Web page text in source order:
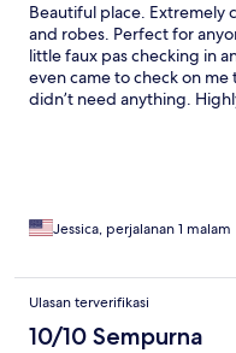
Beautiful place. Extremely
and robes. Perfect for
little faux pas checking in
even came to check on me
didn’t need anything.
Jessica, perjalanan 1 malam
Ulasan terverifikasi
10/10 Sempurna